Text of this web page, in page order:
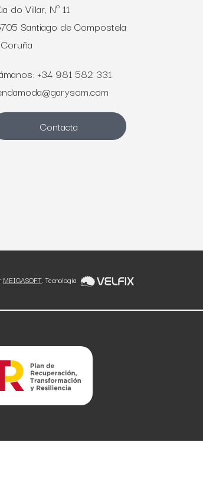
do Villar, Nº 11
Santiago de Compostela
+34 981 582 331
Contacta
MEIGASOFT . Tecnología